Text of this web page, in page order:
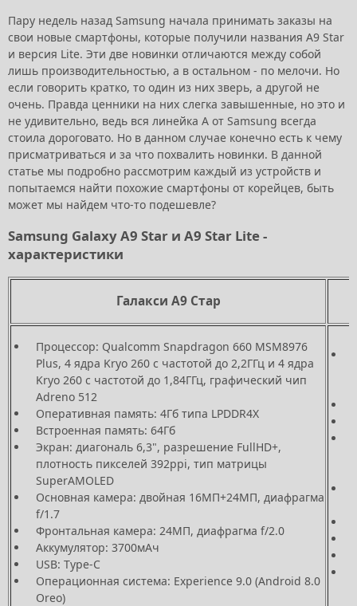
Пару недель назад Samsung начала принимать заказы на
свои новые смартфоны, которые получили названия A9 Star
и версия Lite. Эти две новинки отличаются между собой
лишь производительностью, а в остальном - по мелочи. Но
если говорить кратко, то один из них зверь, а другой не
очень. Правда ценники на них слегка завышенные, но это и
не удивительно, ведь вся линейка A от Samsung всегда
стоила дороговато. Но в данном случае конечно есть к чему
присматриваться и за что похвалить новинки. В данной
статье мы подробно рассмотрим каждый из устройств и
попытаемся найти похожие смартфоны от корейцев, быть
может мы найдем что-то подешевле?
Samsung Galaxy A9 Star и A9 Star Lite -
характеристики
Галакси А9 Стар
Процессор: Qualcomm Snapdragon 660 MSM8976
Plus, 4 ядра Kryo 260 с частотой до 2,2ГГц и 4 ядра
Kryo 260 с частотой до 1,84ГГц, графический чип
Adreno 512
Оперативная память: 4Гб типа LPDDR4X
Встроенная память: 64Гб
Экран: диагональ 6,3", разрешение FullHD+,
плотность пикселей 392ppi, тип матрицы
SuperAMOLED
Основная камера: двойная 16МП+24МП, диафрагма
f/1.7
Фронтальная камера: 24МП, диафрагма f/2.0
Аккумулятор: 3700мАч
USB: Type-C
Операционная система: Experience 9.0 (Android 8.0
Oreo)